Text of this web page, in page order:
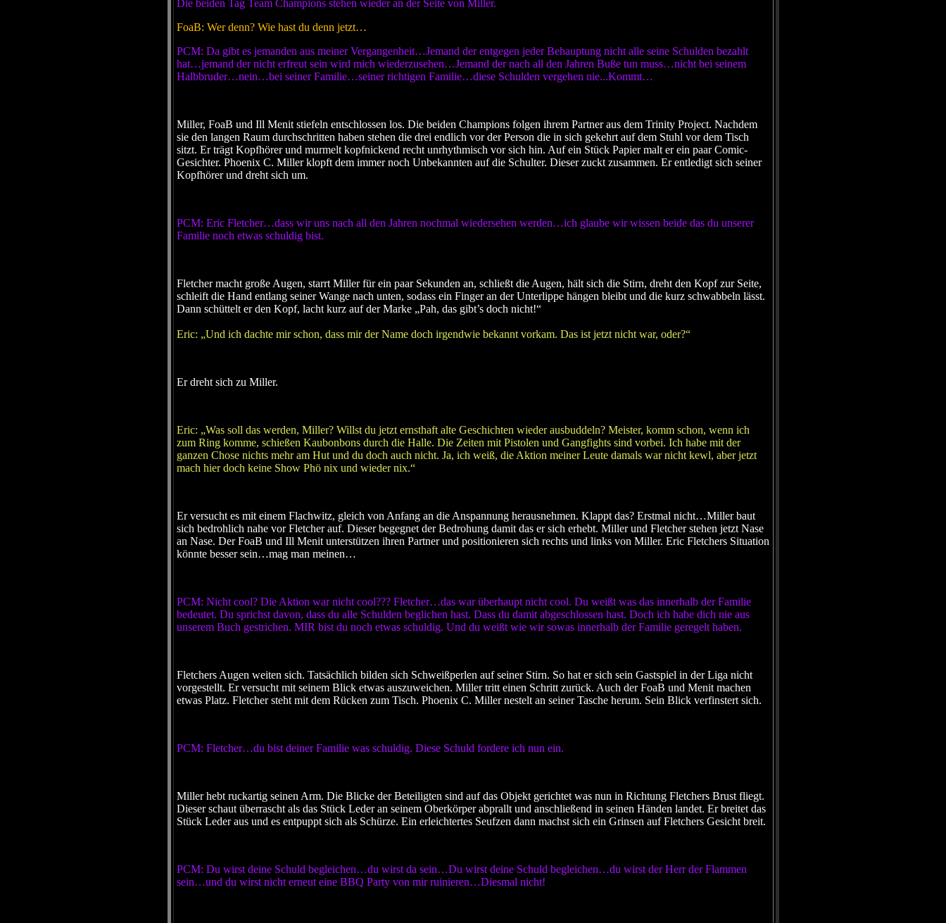
Die beiden Tag Team Champions stehen wieder an der Seite von Miller.
FoaB: Wer denn? Wie hast du denn jetzt…
PCM: Da gibt es jemanden aus meiner Vergangenheit…Jemand der entgegen jeder Behauptung nicht alle seine Schulden bezahlt
hat…jemand der nicht erfreut sein wird mich wiederzusehen…Jemand der nach all den Jahren Buße tun muss…nicht bei seinem
Halbbruder…nein…bei seiner Familie…seiner richtigen Familie…diese Schulden vergehen nie...Kommt…
Miller, FoaB und Ill Menit stiefeln entschlossen los. Die beiden Champions folgen ihrem Partner aus dem Trinity Project. Nachdem
sie den langen Raum durchschritten haben stehen die drei endlich vor der Person die in sich gekehrt auf dem Stuhl vor dem Tisch
sitzt. Er trägt Kopfhörer und murmelt kopfnickend recht unrhythmisch vor sich hin. Auf ein Stück Papier malt er ein paar Comic-
Gesichter. Phoenix C. Miller klopft dem immer noch Unbekannten auf die Schulter. Dieser zuckt zusammen. Er entledigt sich seiner
Kopfhörer und dreht sich um.
PCM: Eric Fletcher…dass wir uns nach all den Jahren nochmal wiedersehen werden…ich glaube wir wissen beide das du unserer
Familie noch etwas schuldig bist.
Fletcher macht große Augen, starrt Miller für ein paar Sekunden an, schließt die Augen, hält sich die Stirn, dreht den Kopf zur Seite,
schleift die Hand entlang seiner Wange nach unten, sodass ein Finger an der Unterlippe hängen bleibt und die kurz schwabbeln lässt.
Dann schüttelt er den Kopf, lacht kurz auf der Marke „Pah, das gibt’s doch nicht!“
Eric: „Und ich dachte mir schon, dass mir der Name doch irgendwie bekannt vorkam. Das ist jetzt nicht war, oder?“
Er dreht sich zu Miller.
Eric: „Was soll das werden, Miller? Willst du jetzt ernsthaft alte Geschichten wieder ausbuddeln? Meister, komm schon, wenn ich
zum Ring komme, schießen Kaubonbons durch die Halle. Die Zeiten mit Pistolen und Gangfights sind vorbei. Ich habe mit der
ganzen Chose nichts mehr am Hut und du doch auch nicht. Ja, ich weiß, die Aktion meiner Leute damals war nicht kewl, aber jetzt
mach hier doch keine Show Phö nix und wieder nix.“
Er versucht es mit einem Flachwitz, gleich von Anfang an die Anspannung herausnehmen. Klappt das? Erstmal nicht…Miller baut
sich bedrohlich nahe vor Fletcher auf. Dieser begegnet der Bedrohung damit das er sich erhebt. Miller und Fletcher stehen jetzt Nase
an Nase. Der FoaB und Ill Menit unterstützen ihren Partner und positionieren sich rechts und links von Miller. Eric Fletchers Situation
könnte besser sein…mag man meinen…
PCM: Nicht cool? Die Aktion war nicht cool??? Fletcher…das war überhaupt nicht cool. Du weißt was das innerhalb der Familie
bedeutet. Du sprichst davon, dass du alle Schulden beglichen hast. Dass du damit abgeschlossen hast. Doch ich habe dich nie aus
unserem Buch gestrichen. MIR bist du noch etwas schuldig. Und du weißt wie wir sowas innerhalb der Familie geregelt haben.
Fletchers Augen weiten sich. Tatsächlich bilden sich Schweißperlen auf seiner Stirn. So hat er sich sein Gastspiel in der Liga nicht
vorgestellt. Er versucht mit seinem Blick etwas auszuweichen. Miller tritt einen Schritt zurück. Auch der FoaB und Menit machen
etwas Platz. Fletcher steht mit dem Rücken zum Tisch. Phoenix C. Miller nestelt an seiner Tasche herum. Sein Blick verfinstert sich.
PCM: Fletcher…du bist deiner Familie was schuldig. Diese Schuld fordere ich nun ein.
Miller hebt ruckartig seinen Arm. Die Blicke der Beteiligten sind auf das Objekt gerichtet was nun in Richtung Fletchers Brust fliegt.
Dieser schaut überrascht als das Stück Leder an seinem Oberkörper abprallt und anschließend in seinen Händen landet. Er breitet das
Stück Leder aus und es entpuppt sich als Schürze. Ein erleichtertes Seufzen dann machst sich ein Grinsen auf Fletchers Gesicht breit.
PCM: Du wirst deine Schuld begleichen…du wirst da sein…Du wirst deine Schuld begleichen…du wirst der Herr der Flammen
sein…und du wirst nicht erneut eine BBQ Party von mir ruinieren…Diesmal nicht!